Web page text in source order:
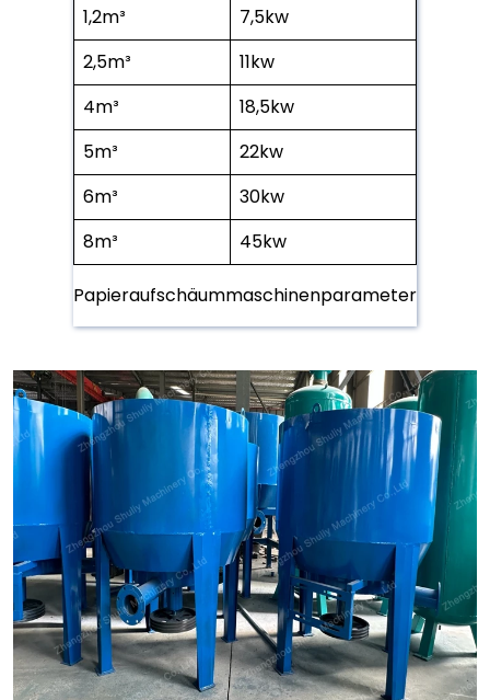
1,2m³
7,5kw
2,5m³
11kw
4m³
18,5kw
5m³
22kw
6m³
30kw
8m³
45kw
Papieraufschäummaschinenparameter